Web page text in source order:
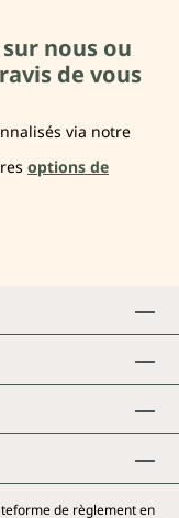
nous ou
de vous
via notre
options de
de règlement en